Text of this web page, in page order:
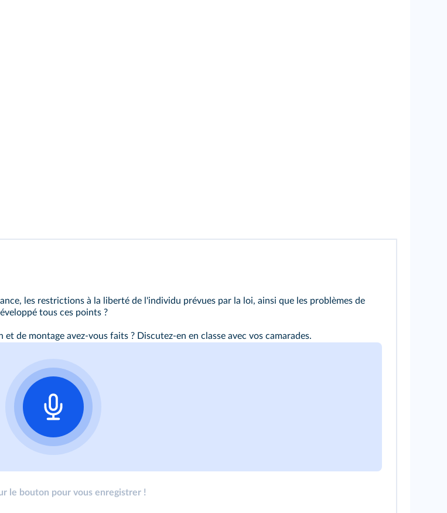
les restrictions à la liberté de l'individu prévues par la loi, ainsi que les problèmes de
tous ces points ?
de montage avez-vous faits ? Discutez-en en classe avec vos camarades.
le bouton pour vous enregistrer !